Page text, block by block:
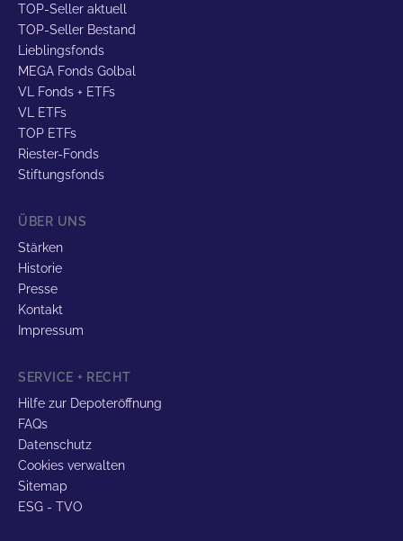
TOP-Seller aktuell
TOP-Seller Bestand
Lieblingsfonds
MEGA Fonds Golbal
VL Fonds + ETFs
VL ETFs
TOP ETFs
Riester-Fonds
Stiftungsfonds
ÜBER UNS
Stärken
Historie
Presse
Kontakt
Impressum
SERVICE + RECHT
Hilfe zur Depoteröffnung
FAQs
Datenschutz
Cookies verwalten
Sitemap
ESG - TVO